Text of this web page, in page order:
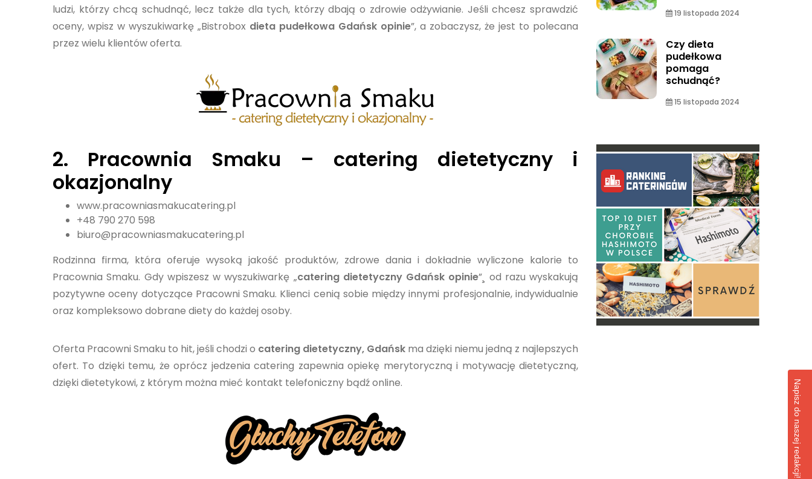
ludzi, którzy chcą schudnąć, lecz także dla tych, którzy dbają o zdrowie odżywianie. Jeśli chcesz sprawdzić
oceny, wpisz w wyszukiwarkę „Bistrobox dieta pudełkowa Gdańsk opinie”, a zobaczysz, że jest to polecana
przez wielu klientów oferta.
2. Pracownia Smaku – catering dietetyczny i
okazjonalny
www.pracowniasmakucatering.pl
+48 790 270 598
biuro@pracowniasmakucatering.pl
Rodzinna firma, która oferuje wysoką jakość produktów, zdrowe dania i dokładnie wyliczone kalorie to
Pracownia Smaku. Gdy wpiszesz w wyszukiwarkę „catering dietetyczny Gdańsk opinie”¸ od razu wyskakują
pozytywne oceny dotyczące Pracowni Smaku. Klienci cenią sobie między innymi profesjonalnie, indywidualnie
oraz kompleksowo dobrane diety do każdej osoby.
Oferta Pracowni Smaku to hit, jeśli chodzi o catering dietetyczny, Gdańsk ma dzięki niemu jedną z najlepszych
ofert. To dzięki temu, że oprócz jedzenia catering zapewnia opiekę merytoryczną i motywację dietetyczną,
dzięki dietetykowi, z którym można mieć kontakt telefoniczny bądź online.
19 listopada 2024
Czy dieta
pudełkowa
pomaga
schudnąć?
15 listopada 2024
Napisz do naszej redakcji!